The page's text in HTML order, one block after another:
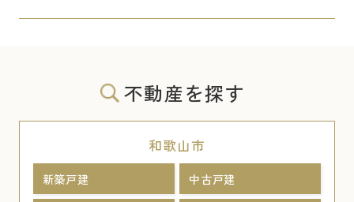
不動産を探す
和歌山市
新築戸建 中古戸建